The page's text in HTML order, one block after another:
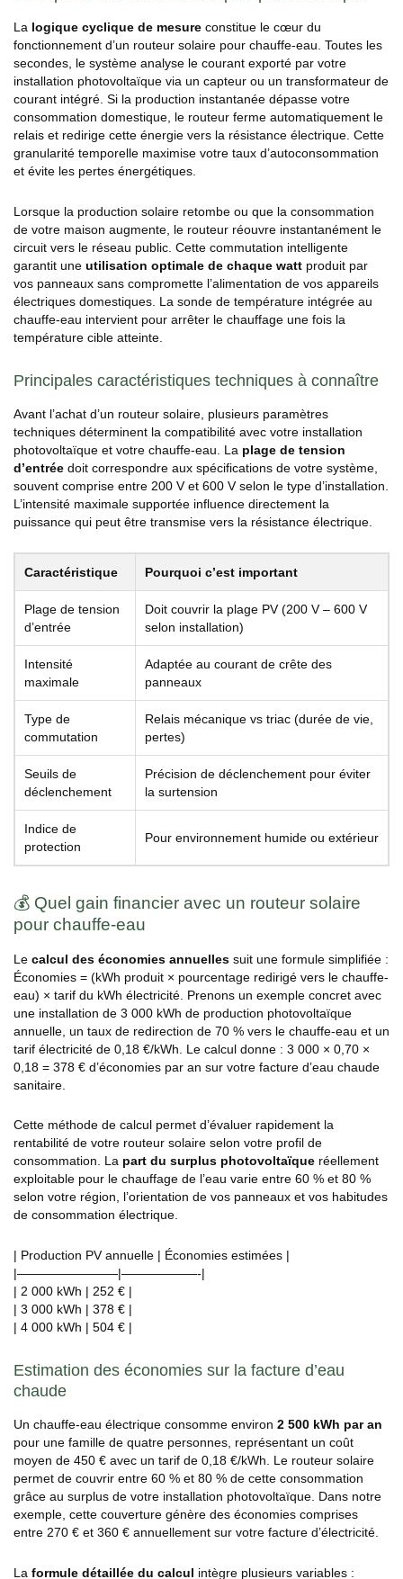
La logique cyclique de mesure constitue le cœur du
fonctionnement d’un routeur solaire pour chauffe-eau. Toutes les
secondes, le système analyse le courant exporté par votre
installation photovoltaïque via un capteur ou un transformateur de
courant intégré. Si la production instantanée dépasse votre
consommation domestique, le routeur ferme automatiquement le
relais et redirige cette énergie vers la résistance électrique. Cette
granularité temporelle maximise votre taux d’autoconsommation
et évite les pertes énergétiques.
Lorsque la production solaire retombe ou que la consommation
de votre maison augmente, le routeur réouvre instantanément le
circuit vers le réseau public. Cette commutation intelligente
garantit une utilisation optimale de chaque watt produit par
vos panneaux sans compromette l’alimentation de vos appareils
électriques domestiques. La sonde de température intégrée au
chauffe-eau intervient pour arrêter le chauffage une fois la
température cible atteinte.
Principales caractéristiques techniques à connaître
Avant l’achat d’un routeur solaire, plusieurs paramètres
techniques déterminent la compatibilité avec votre installation
photovoltaïque et votre chauffe-eau. La plage de tension
d’entrée doit correspondre aux spécifications de votre système,
souvent comprise entre 200 V et 600 V selon le type d’installation.
L’intensité maximale supportée influence directement la
puissance qui peut être transmise vers la résistance électrique.
Caractéristique Pourquoi c’est important
Plage de tension
d’entrée
Doit couvrir la plage PV (200 V – 600 V
selon installation)
Intensité
maximale
Adaptée au courant de crête des
panneaux
Type de
commutation
Relais mécanique vs triac (durée de vie,
pertes)
Seuils de
déclenchement
Précision de déclenchement pour éviter
la surtension
Indice de
protection
Pour environnement humide ou extérieur
💰 Quel gain financier avec un routeur solaire
pour chauffe-eau
Le calcul des économies annuelles suit une formule simplifiée :
Économies = (kWh produit × pourcentage redirigé vers le chauffe-
eau) × tarif du kWh électricité. Prenons un exemple concret avec
une installation de 3 000 kWh de production photovoltaïque
annuelle, un taux de redirection de 70 % vers le chauffe-eau et un
tarif électricité de 0,18 €/kWh. Le calcul donne : 3 000 × 0,70 ×
0,18 = 378 € d’économies par an sur votre facture d’eau chaude
sanitaire.
Cette méthode de calcul permet d’évaluer rapidement la
rentabilité de votre routeur solaire selon votre profil de
consommation. La part du surplus photovoltaïque réellement
exploitable pour le chauffage de l’eau varie entre 60 % et 80 %
selon votre région, l’orientation de vos panneaux et vos habitudes
de consommation électrique.
| Production PV annuelle | Économies estimées |
|————————|——————-|
| 2 000 kWh | 252 € |
| 3 000 kWh | 378 € |
| 4 000 kWh | 504 € |
Estimation des économies sur la facture d’eau
chaude
Un chauffe-eau électrique consomme environ 2 500 kWh par an
pour une famille de quatre personnes, représentant un coût
moyen de 450 € avec un tarif de 0,18 €/kWh. Le routeur solaire
permet de couvrir entre 60 % et 80 % de cette consommation
grâce au surplus de votre installation photovoltaïque. Dans notre
exemple, cette couverture génère des économies comprises
entre 270 € et 360 € annuellement sur votre facture d’électricité.
La formule détaillée du calcul intègre plusieurs variables :